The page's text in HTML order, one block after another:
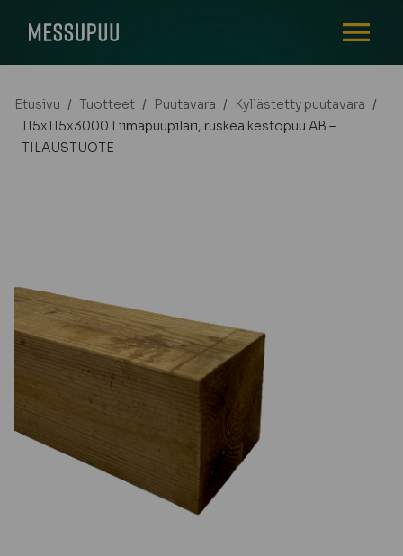
Etusivu / Tuotteet / Puutavara / Kyllästetty puutavara /
115x115x3000 Liimapuupilari, ruskea kestopuu AB –
TILAUSTUOTE